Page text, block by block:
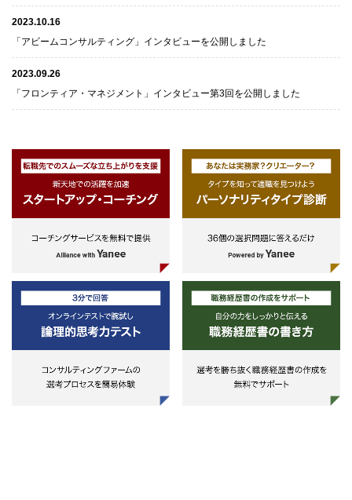
2023.10.16
「アビームコンサルティング」インタビューを公開しました
2023.09.26
「フロンティア・マネジメント」インタビュー第3回を公開しました